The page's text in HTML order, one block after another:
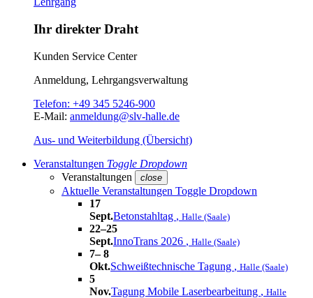
Ihr direkter Draht
Kunden Service Center
Anmeldung, Lehrgangsverwaltung
Telefon: +49 345 5246-900
E-Mail: anmeldung@slv-halle.de
Aus- und Weiterbildung (Übersicht)
Veranstaltungen Toggle Dropdown
Veranstaltungen
close
Aktuelle Veranstaltungen Toggle Dropdown
17
Sept.Betonstahltag , Halle (Saale)
22–25
Sept.InnoTrans 2026 , Halle (Saale)
7– 8
Okt.Schweißtechnische Tagung , Halle (Saale)
5
Nov.Tagung Mobile Laserbearbeitung , Halle